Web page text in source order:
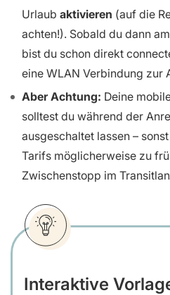
Urlaub aktivieren (auf die
achten!). Sobald du dann
bist du schon direkt
eine WLAN Verbindung zur
Aber Achtung: Deine
solltest du während der
ausgeschaltet lassen –
Tarifs möglicherweise zu
Zwischenstopp im
Interaktive